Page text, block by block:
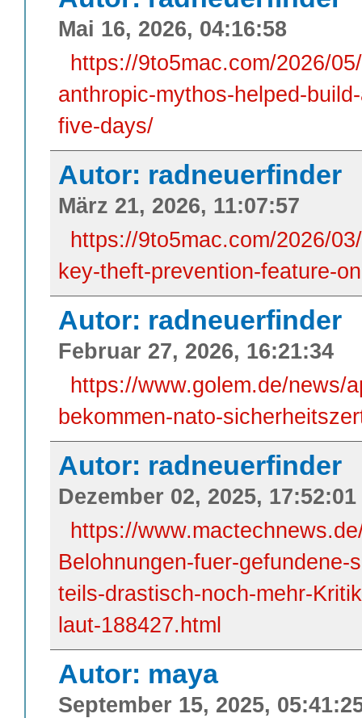
Mai 16, 2026, 04:16:58
https://9to5mac.com/2026/
anthropic-mythos-helped-
five-days/
Autor: radneuerfinder
März 21, 2026, 11:07:57
https://9to5mac.com/2026/
key-theft-prevention-feature-
Autor: radneuerfinder
Februar 27, 2026, 16:21:34
https://www.golem.de/news/
bekommen-nato-
Autor: radneuerfinder
Dezember 02, 2025, 17:52:01
https://
Belohnungen-fuer-
teils-drastisch-noch-mehr-
laut-188427.html
Autor: maya
September 15, 2025,